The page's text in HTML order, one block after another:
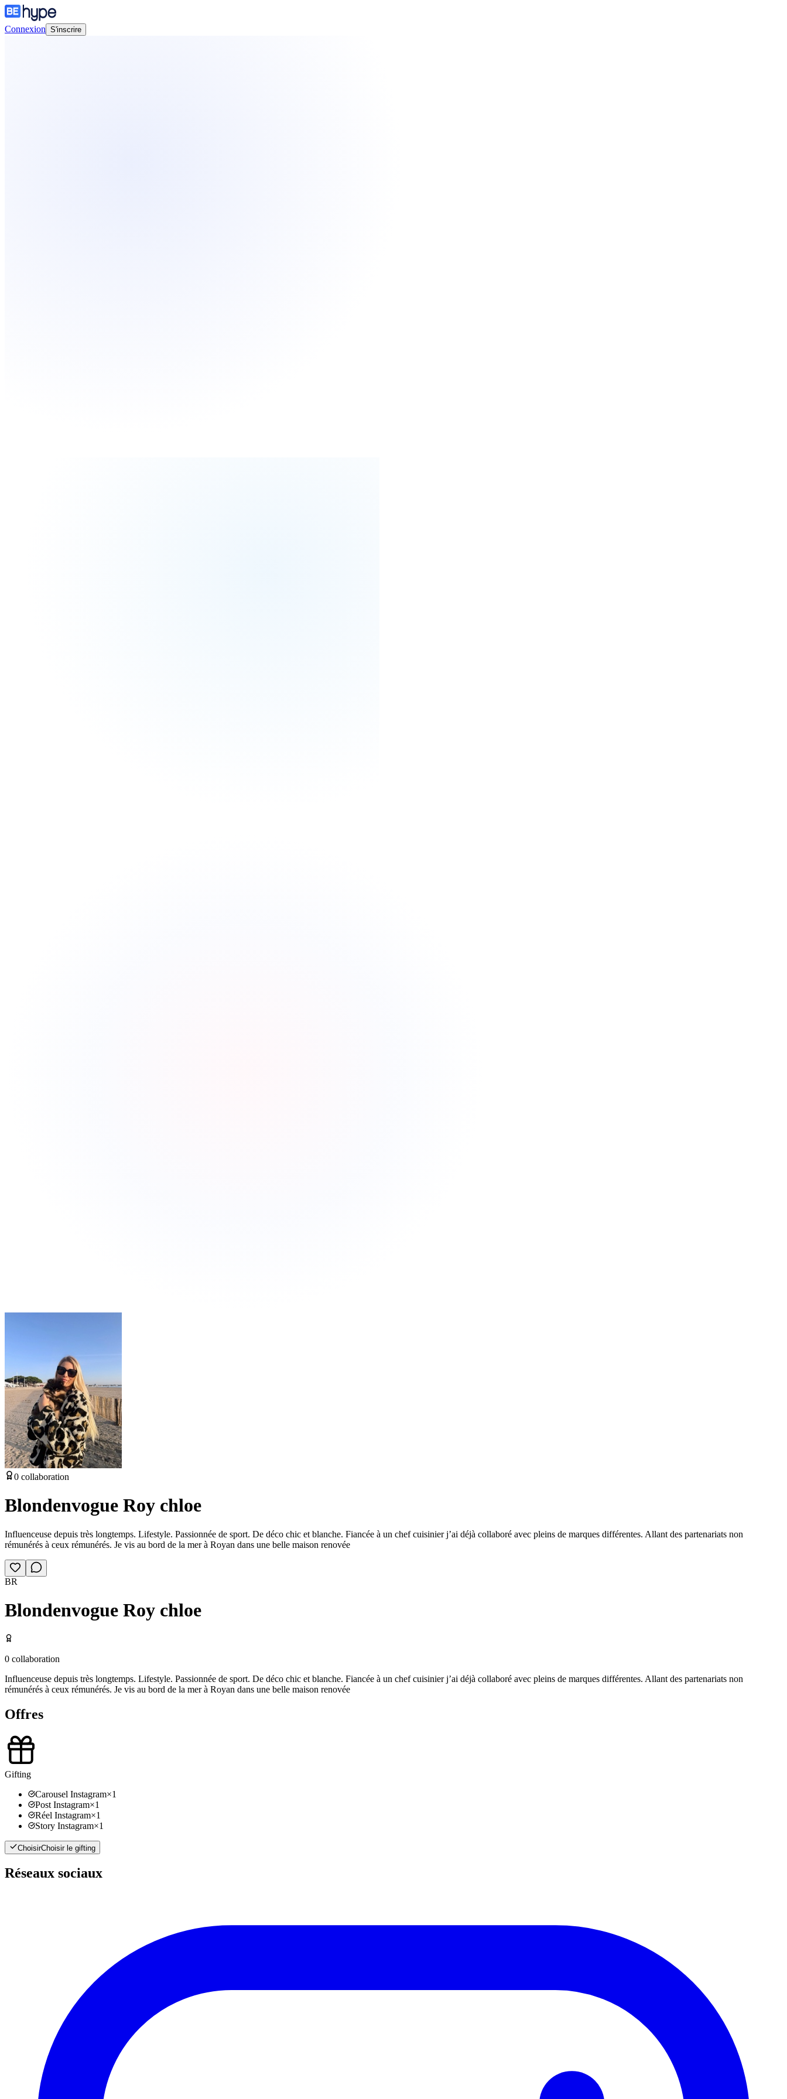
Connexion S'inscrire
0 collaboration
Blondenvogue Roy chloe
Influenceuse depuis très longtemps. Lifestyle. Passionnée de sport. De déco chic et blanche. Fiancée à un chef cuisinier j’ai déjà collaboré avec pleins de marques différentes. Allant des partenariats non
rémunérés à ceux rémunérés. Je vis au bord de la mer à Royan dans une belle maison renovée
BR
Blondenvogue Roy chloe
0 collaboration
Influenceuse depuis très longtemps. Lifestyle. Passionnée de sport. De déco chic et blanche. Fiancée à un chef cuisinier j’ai déjà collaboré avec pleins de marques différentes. Allant des partenariats non
rémunérés à ceux rémunérés. Je vis au bord de la mer à Royan dans une belle maison renovée
Offres
Gifting
Carousel Instagram×1
Post Instagram×1
Réel Instagram×1
Story Instagram×1
ChoisirChoisir le gifting
Réseaux sociaux